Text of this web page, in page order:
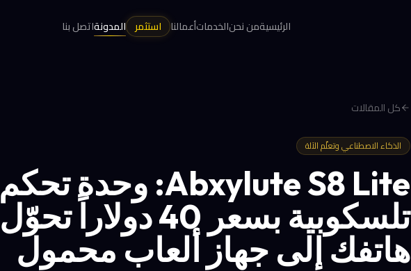
الرئيسيةمن نحنالخدماتأعمالنا استثمر المدونةاتصل بنا
كل المقالات
الذكاء الاصطناعي وتعلّم الآلة
Abxylute S8 Lite: وحدة تحكم
تلسكوبية بسعر 40 دولاراً تحوّل
هاتفك إلى جهاز ألعاب محمول